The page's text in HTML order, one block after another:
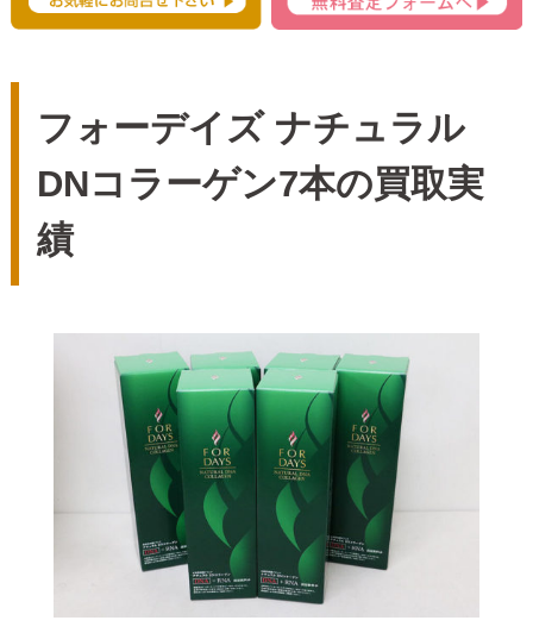
フォーデイズ ナチュラル
DNコラーゲン7本の買取実
績